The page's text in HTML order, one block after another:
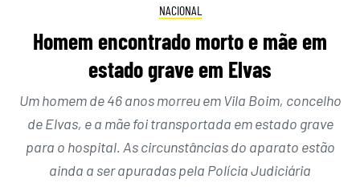
NACIONAL
Homem encontrado morto e mãe em
estado grave em Elvas
Um homem de 46 anos morreu em Vila Boim, concelho
de Elvas, e a mãe foi transportada em estado grave
para o hospital. As circunstâncias do aparato estão
ainda a ser apuradas pela Polícia Judiciária